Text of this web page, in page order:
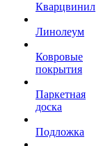
Кварцвинил
Линолеум
Ковровые
покрытия
Паркетная
доска
Подложка